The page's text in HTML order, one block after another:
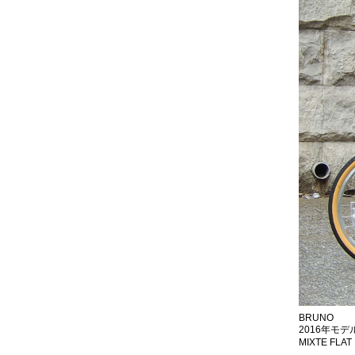
BRUNO
2016年モデ
MIXTE FLAT